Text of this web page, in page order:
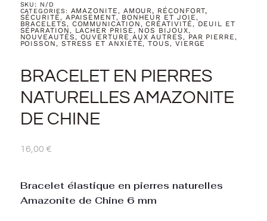
SKU: N/D
CATEGORIES: AMAZONITE, AMOUR, RÉCONFORT,
SÉCURITÉ, APAISEMENT, BONHEUR ET JOIE,
BRACELETS, COMMUNICATION,CRÉATIVITÉ, DEUIL ET
SÉPARATION, LACHER PRISE, NOS BIJOUX,
NOUVEAUTÉS, OUVERTURE AUX AUTRES, PAR PIERRE,
POISSON, STRESS ET ANXIÉTÉ,TOUS, VIERGE
BRACELET EN PIERRES
NATURELLES AMAZONITE
DE CHINE
16,00 €
Bracelet élastique en pierres naturelles
Amazonite de Chine 6 mm